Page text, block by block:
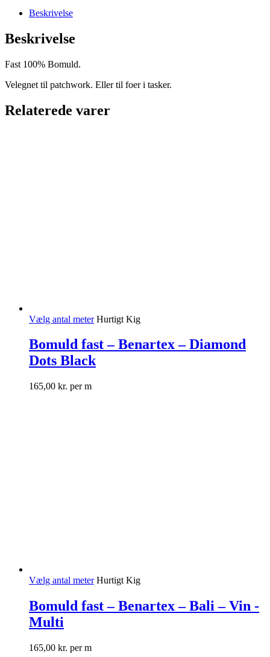
Bali
Feather
Light
antal
Beskrivelse
Beskrivelse
Fast 100% Bomuld.
Velegnet til patchwork. Eller til foer i tasker.
Relaterede varer
Vælg antal meter Hurtigt Kig
Bomuld fast – Benartex – Diamond
Dots Black
165,00 kr. per m
Vælg antal meter Hurtigt Kig
Bomuld fast – Benartex – Bali – Vin -
Multi
165,00 kr. per m